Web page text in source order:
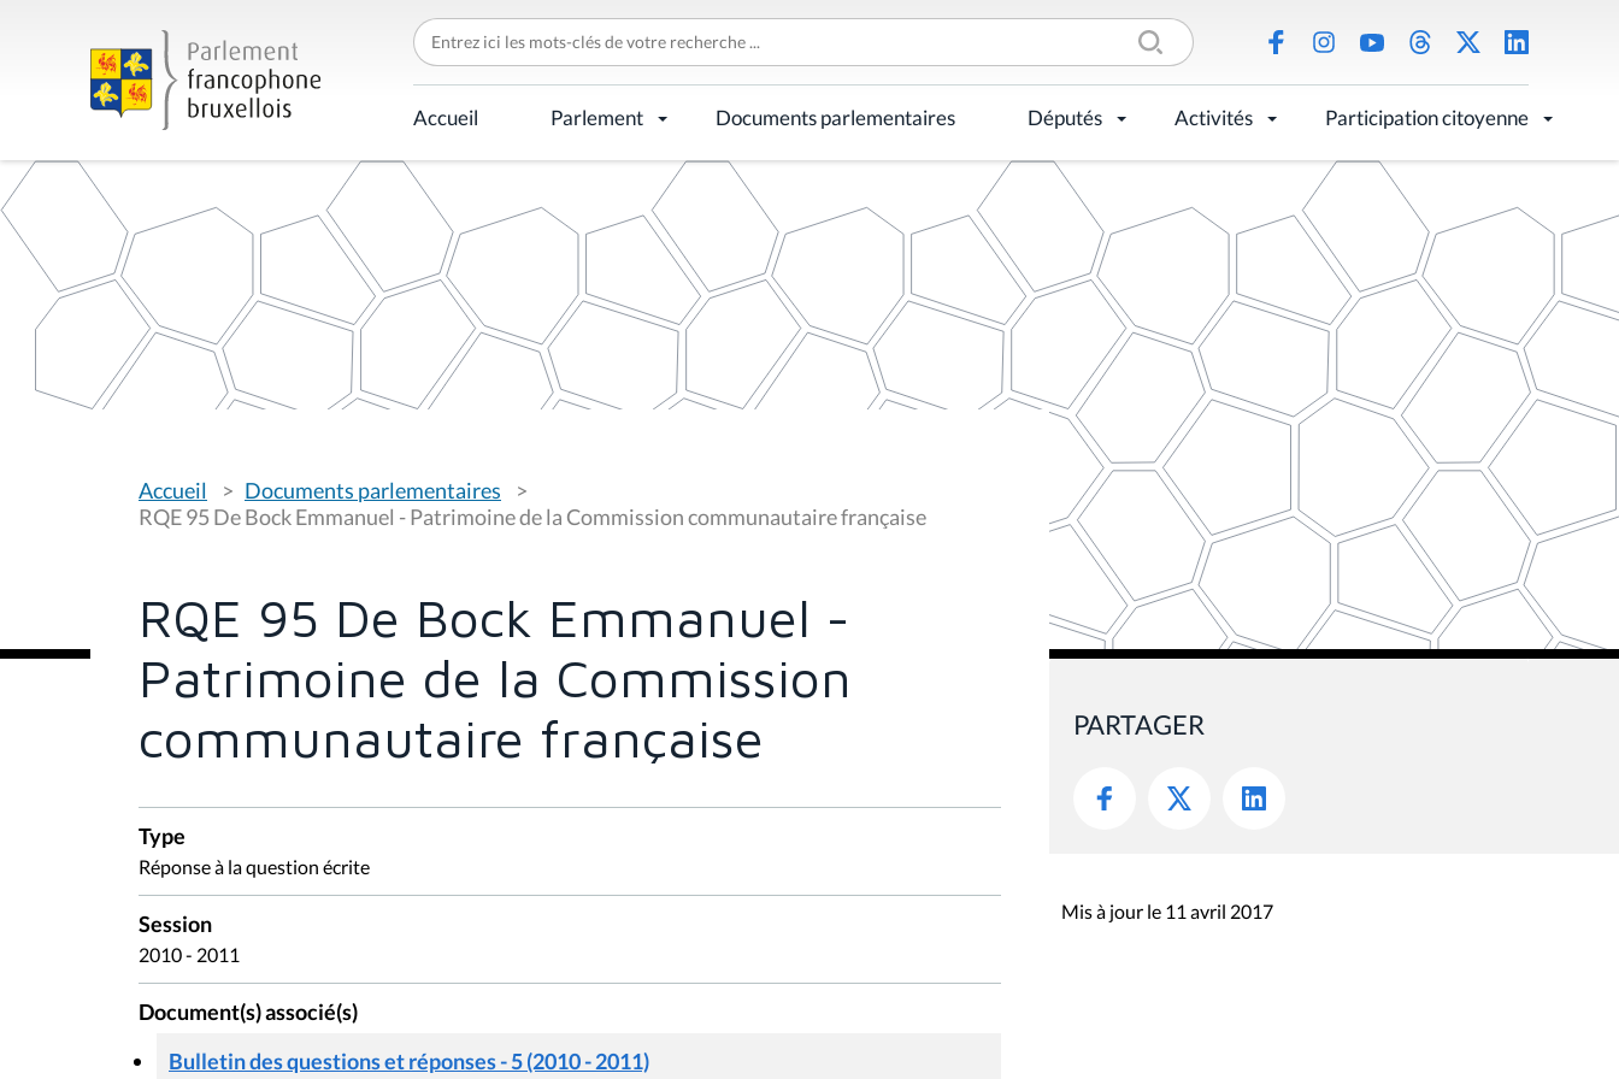
C
h
e
r
c
h
r
p
Accueil Parlement Documents parlementaires Députés Activités Participation citoyenne
o
u
s
s
Accueil
Documents parlementaires
RQE 95 De Bock Emmanuel - Patrimoine de la Commission communautaire française
RQE 95 De Bock Emmanuel -
Patrimoine de la Commission
communautaire française
Type
Réponse à la question écrite
Session
2010 - 2011
Document(s) associé(s)
Bulletin des questions et réponses - 5 (2010 - 2011)
PARTAGER
Mis à jour le 11 avril 2017